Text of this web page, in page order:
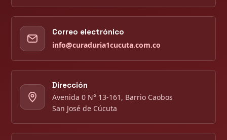
Correo electrónico
info@curaduria1cucuta.com.co
Dirección
Avenida 0 N° 13-161, Barrio Caobos
San José de Cúcuta